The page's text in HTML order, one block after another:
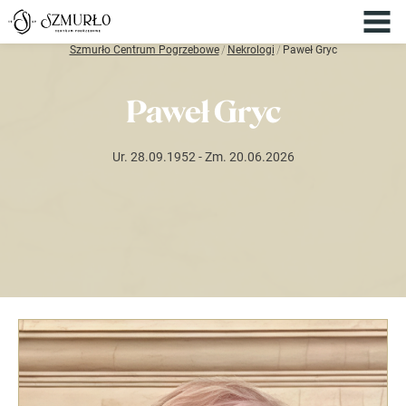
Szmurło Centrum Pogrzebowe/ Nekrologi / Paweł Gryc
Paweł Gryc
Ur. 28.09.1952 - Zm. 20.06.2026